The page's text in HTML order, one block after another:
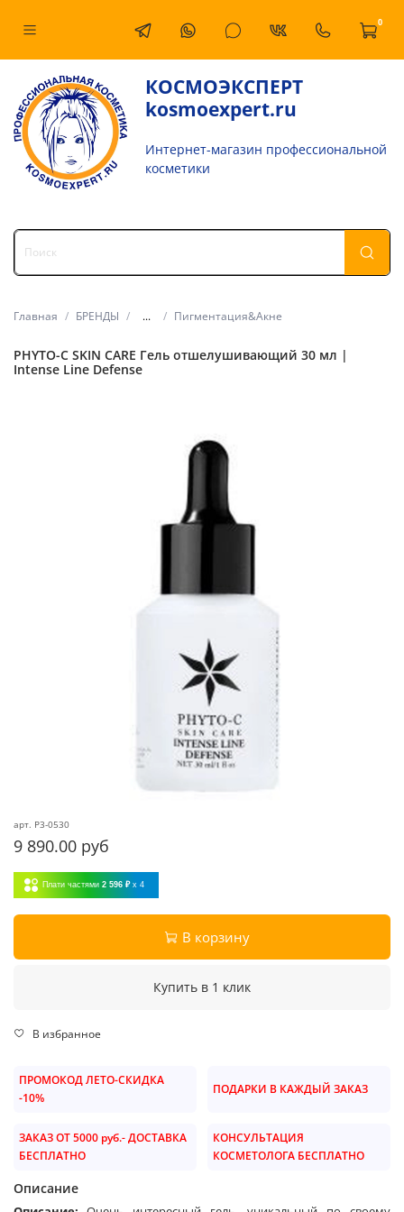
0
КОСМОЭКСПЕРТ
kosmoexpert.ru
Интернет-магазин профессиональной
косметики
Главная БРЕНДЫ ... Пигментация&Акне
PHYTO-C SKIN CARE Гель отшелушивающий 30 мл |
Intense Line Defense
арт. P3-0530
9 890.00 руб
Плати частями 2 596 ₽ x 4
В корзину
Купить в 1 клик
В избранное
ПРОМОКОД ЛЕТО-СКИДКА
-10%
ПОДАРКИ В КАЖДЫЙ ЗАКАЗ
ЗАКАЗ ОТ 5000 руб.- ДОСТАВКА
БЕСПЛАТНО
КОНСУЛЬТАЦИЯ
КОСМЕТОЛОГА БЕСПЛАТНО
Описание